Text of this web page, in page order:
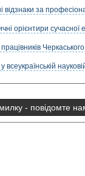
відзнаки за
орієнтири сучасної
всеукраїнській
- повідомте нам,